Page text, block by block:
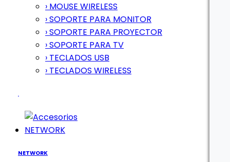
› MOUSE WIRELESS
› SOPORTE PARA MONITOR
› SOPORTE PARA PROYECTOR
› SOPORTE PARA TV
› TECLADOS USB
› TECLADOS WIRELESS
NETWORK
NETWORK